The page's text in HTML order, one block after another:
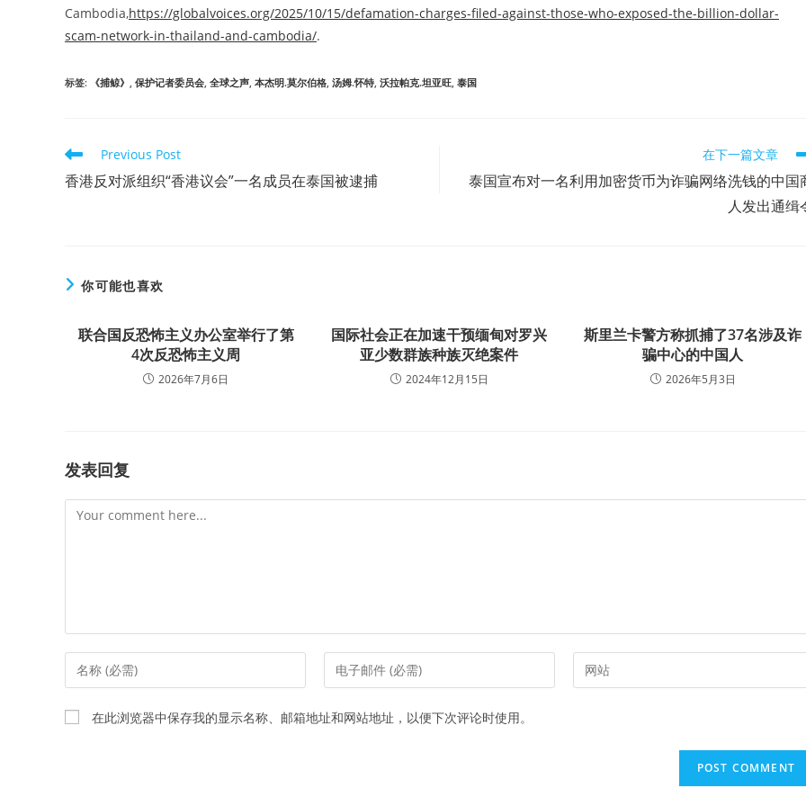
Cambodia,https://globalvoices.org/2025/10/15/defamation-charges-filed-against-those-who-exposed-the-billion-dollar-
scam-network-in-thailand-and-cambodia/.
标签: 《捕鲸》 保护记者委员会 全球之声 本杰明.莫尔伯格 汤姆.怀特 沃拉帕克.坦亚旺 泰国
Read
more
articles
Previous Post
香港反对派组织“香港议会”一名成员在泰国被逮捕
在下一篇文章
泰国宣布对一名利用加密货币为诈骗网络洗钱的中国
人发出通缉
你可能也喜欢
联合国反恐怖主义办公室举行了第
4次反恐怖主义周
2026年7月6日
国际社会正在加速干预缅甸对罗兴
亚少数群族种族灭绝案件
2024年12月15日
斯里兰卡警方称抓捕了37名涉及诈
骗中心的中国人
2026年5月3日
发表回复
Comment
Enter
your
name
or
Enter
your
address
Enter
your
在此浏览器中保存我的显示名称、邮箱地址和网站地址，以便下次评论时使用。